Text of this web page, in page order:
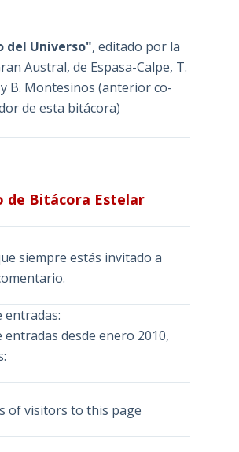
del Universo", editado por la
Austral, de Espasa-Calpe, T.
B. Montesinos (anterior co-
de esta bitácora)
de Bitácora Estelar
siempre estás invitado a
entradas:
entradas desde enero 2010,